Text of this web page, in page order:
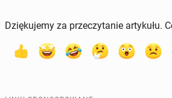
Dziękujemy za przeczytanie artykułu.